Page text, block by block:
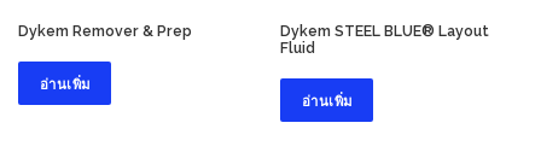
Dykem Remover & Prep
อ่านเพิ่ม
Dykem STEEL BLUE® Layout
Fluid
อ่านเพิ่ม